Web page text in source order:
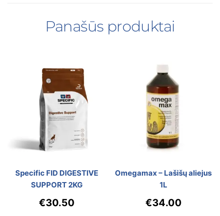
Panašūs produktai
Specific FID DIGESTIVE
SUPPORT 2KG
€30.50
Omegamax – Lašišų aliejus
1L
€34.00